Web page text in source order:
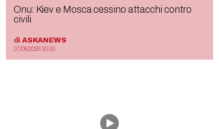
Onu: Kiev e Mosca cessino attacchi contro
civili
di ASKANEWS
07/08/2026 20:00